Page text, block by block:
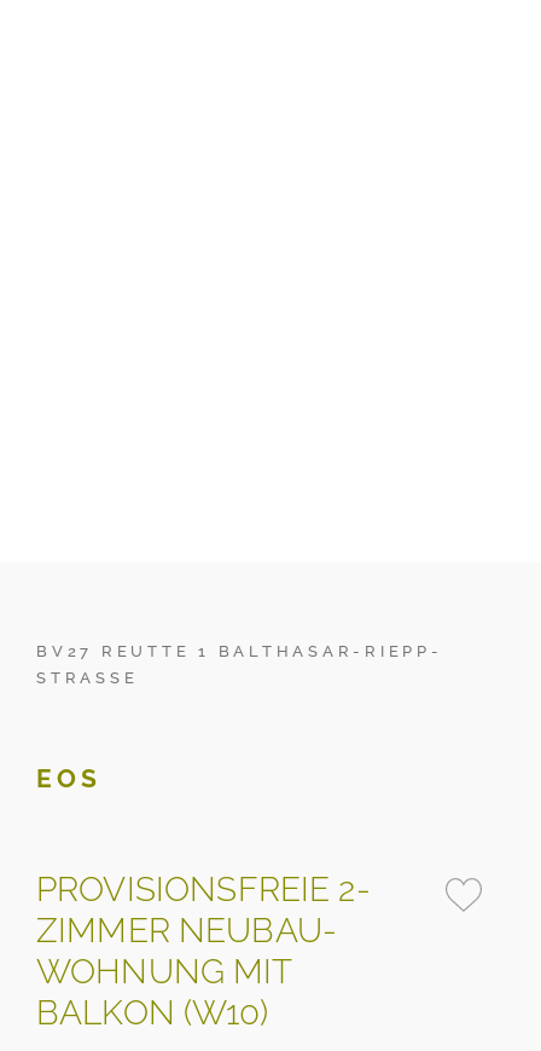
BV27 REUTTE 1 BALTHASAR-RIEPP-
STRASSE
EOS
PROVISIONSFREIE 2-
ZIMMER NEUBAU-
WOHNUNG MIT
BALKON (W10)